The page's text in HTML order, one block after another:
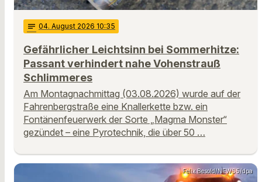
notes 04. August 2026 10:35
Gefährlicher Leichtsinn bei Sommerhitze:
Passant verhindert nahe Vohenstrauß
Schlimmeres
Am Montagnachmittag (03.08.2026) wurde auf der
Fahrenbergstraße eine Knallerkette bzw. ein
Fontänenfeuerwerk der Sorte „Magma Monster“
gezündet – eine Pyrotechnik, die über 50 …
Felix Besold/NEWS5/dpa